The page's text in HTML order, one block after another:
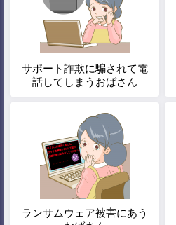
サポート詐欺に騙されて電
話してしまうおばさん
ランサムウェア被害にあう